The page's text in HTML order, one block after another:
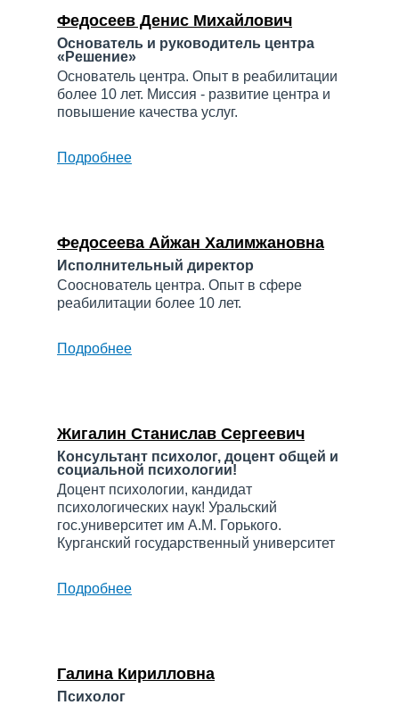
Федосеев Денис Михайлович
Основатель и руководитель центра
«Решение»
Основатель центра. Опыт в реабилитации
более 10 лет. Миссия - развитие центра и
повышение качества услуг.
Подробнее
Федосеева Айжан Халимжановна
Исполнительный директор
Сооснователь центра. Опыт в сфере
реабилитации более 10 лет.
Подробнее
Жигалин Станислав Сергеевич
Консультант психолог, доцент общей и
социальной психологии!
Доцент психологии, кандидат
психологических наук! Уральский
гос.университет им А.М. Горького.
Курганский государственный университет
Подробнее
Галина Кирилловна
Психолог